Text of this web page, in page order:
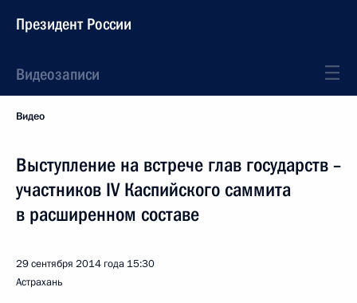
Президент России
Видеозаписи
Видео
Выступление на встрече глав государств –
участников IV Каспийского саммита
в расширенном составе
29 сентября 2014 года 15:30
Астрахань